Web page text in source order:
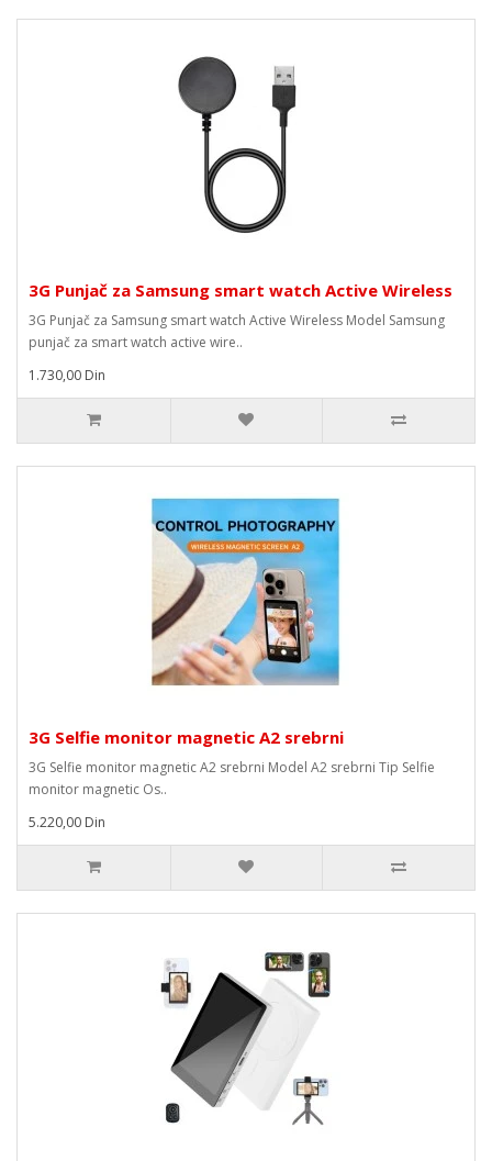
3G Punjač za Samsung smart watch Active Wireless
3G Punjač za Samsung smart watch Active Wireless Model Samsung
punjač za smart watch active wire..
1.730,00 Din
3G Selfie monitor magnetic A2 srebrni
3G Selfie monitor magnetic A2 srebrni Model A2 srebrni Tip Selfie
monitor magnetic Os..
5.220,00 Din